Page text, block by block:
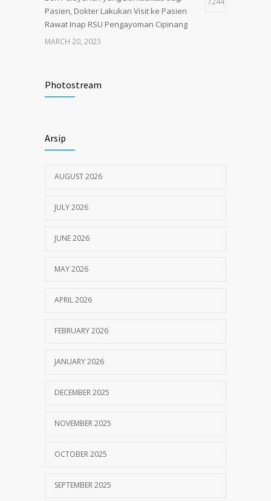
Pasien, Dokter Lakukan Visit ke Pasien
Rawat Inap RSU Pengayoman Cipinang
MARCH 20, 2023
RSU Pengayoman
Photostream
Arsip
AUGUST 2026
JULY 2026
JUNE 2026
MAY 2026
APRIL 2026
FEBRUARY 2026
JANUARY 2026
DECEMBER 2025
NOVEMBER 2025
OCTOBER 2025
SEPTEMBER 2025